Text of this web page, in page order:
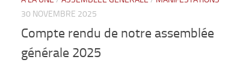
30 NOVEMBRE 2025
Compte rendu de notre assemblée
générale 2025